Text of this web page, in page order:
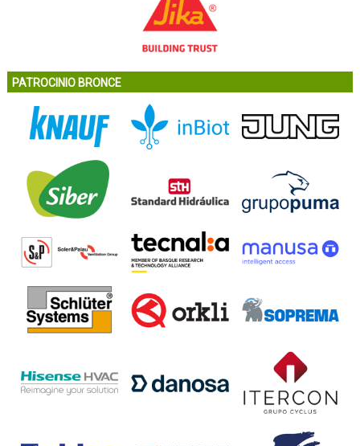
PATROCINIO BRONCE